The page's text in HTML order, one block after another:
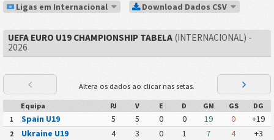
Ligas em Internacional Download Dados CSV
UEFA EURO U19 CHAMPIONSHIP TABELA(INTERNACIONAL) -
2026
Altera os dados ao clicar nas setas.
Equipa PJ V E D GM GS DG
1 Spain U19 5 5 0 0 19 0 +19
2 Ukraine U19 4 3 0 1 7 4 +3